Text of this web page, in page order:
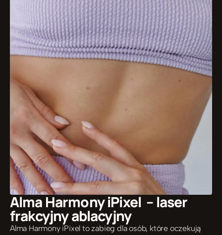
Alma Harmony iPixel  – laser
frakcyjny ablacyjny
Alma Harmony iPixel to zabieg dla osób, które oczekują